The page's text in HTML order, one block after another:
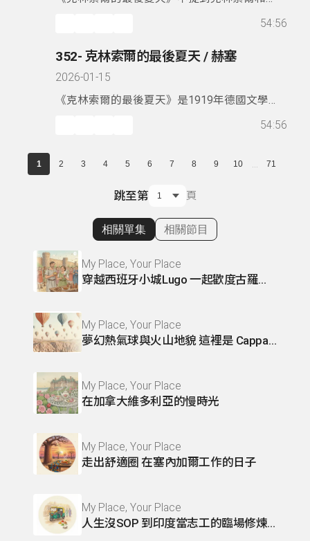
易，文字優美，像似與人說話，又似內心獨
白，回憶與現實交錯，談時間，談理想，談如
何成為藝術家。赫塞文字與思想優美，讓我一
讀再讀。
54:56
352- 克林索爾的最後夏天 / 赫塞
2026-01-15
《克林索爾的最後夏天》是1919年德國文學家
受生命的虛幻和無常，思索藝術與人生。他在
好友們暢想交流。這部半自傳的作品反映赫塞
54:56
1 2 3 4 5 6 7 8 9 10 ... 71
跳至第 頁
顯示相關單集
相關單集 相關節目
My Place, Your Place
穿越西班牙小城Lugo 一起歡度古羅馬節慶
My Place, Your Place
夢幻熱氣球與火山地貌 這裡是 Cappadocia
My Place, Your Place
在加拿大維多利亞的慢時光
My Place, Your Place
走出舒適圈 在塞內加爾工作的日子
My Place, Your Place
人生沒SOP 到印度當志工的臨場修煉術